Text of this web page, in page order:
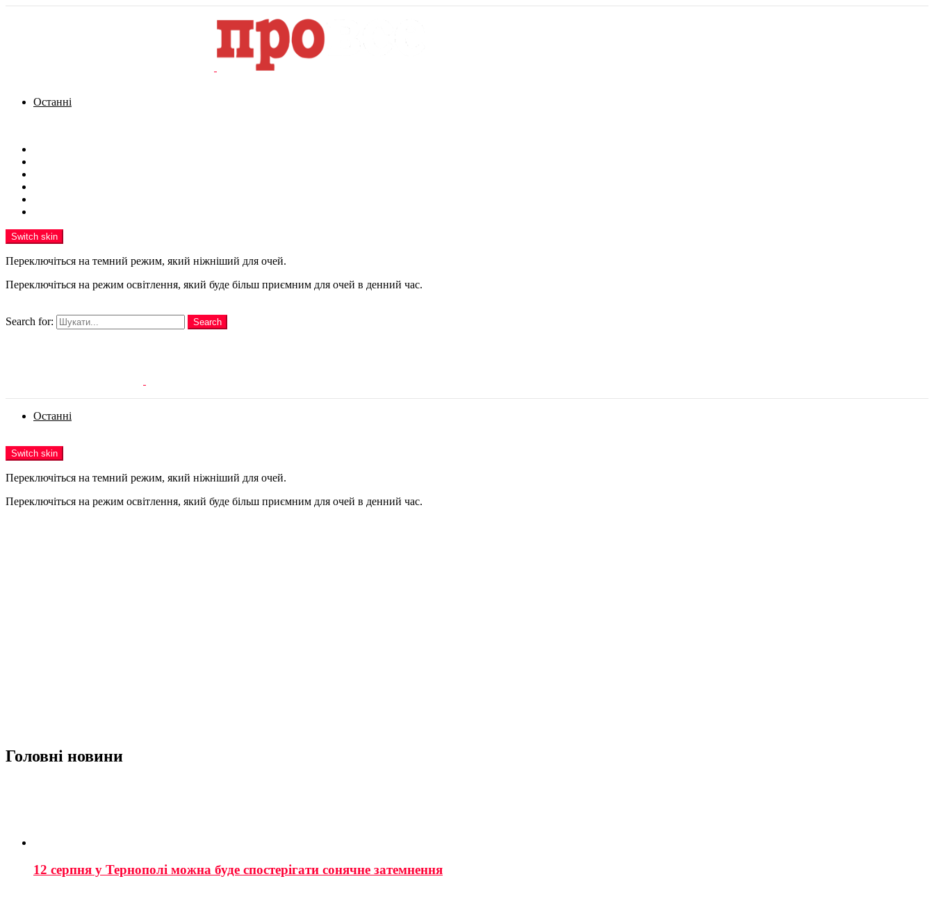
Останні
Switch skin
Переключіться на темний режим, який ніжніший для очей.
Переключіться на режим освітлення, який буде більш приємним для очей в денний час.
Search for:
Search
Останні
Switch skin
Переключіться на темний режим, який ніжніший для очей.
Переключіться на режим освітлення, який буде більш приємним для очей в денний час.
Головні новини
12 серпня у Тернополі можна буде спостерігати сонячне затемнення